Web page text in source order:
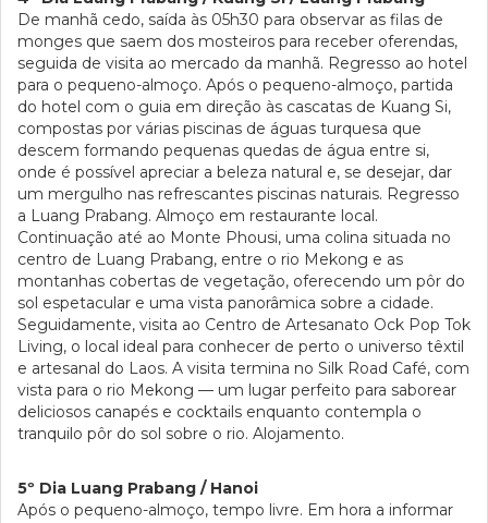
De manhã cedo, saída às 05h30 para observar as filas de
monges que saem dos mosteiros para receber oferendas,
seguida de visita ao mercado da manhã. Regresso ao hotel
para o pequeno-almoço. Após o pequeno-almoço, partida
do hotel com o guia em direção às cascatas de Kuang Si,
compostas por várias piscinas de águas turquesa que
descem formando pequenas quedas de água entre si,
onde é possível apreciar a beleza natural e, se desejar, dar
um mergulho nas refrescantes piscinas naturais. Regresso
a Luang Prabang. Almoço em restaurante local.
Continuação até ao Monte Phousi, uma colina situada no
centro de Luang Prabang, entre o rio Mekong e as
montanhas cobertas de vegetação, oferecendo um pôr do
sol espetacular e uma vista panorâmica sobre a cidade.
Seguidamente, visita ao Centro de Artesanato Ock Pop Tok
Living, o local ideal para conhecer de perto o universo têxtil
e artesanal do Laos. A visita termina no Silk Road Café, com
vista para o rio Mekong — um lugar perfeito para saborear
deliciosos canapés e cocktails enquanto contempla o
tranquilo pôr do sol sobre o rio. Alojamento.
5º Dia Luang Prabang / Hanoi
Após o pequeno-almoço, tempo livre. Em hora a informar